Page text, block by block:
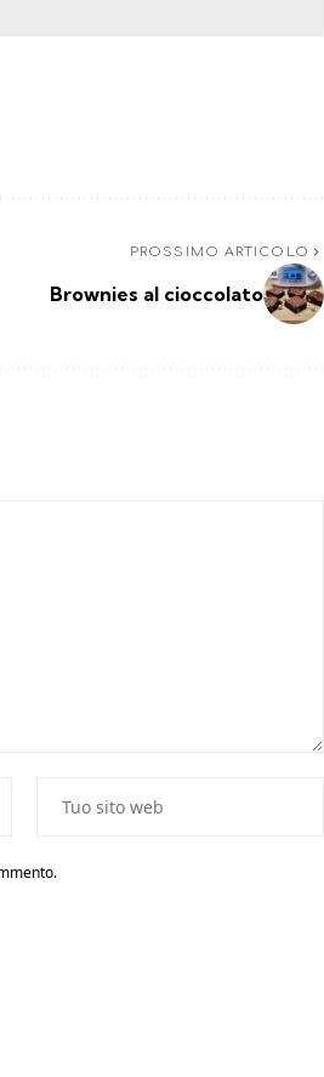
PROSSIMO ARTICOLO
Brownies al cioccolato